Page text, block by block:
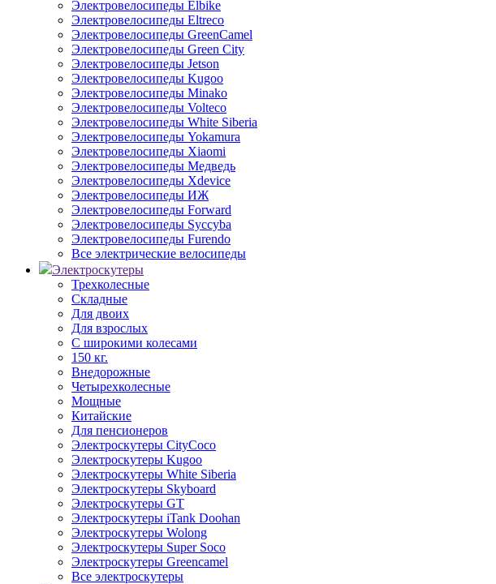
Электровелосипеды Elbike
Электровелосипеды Eltreco
Электровелосипеды GreenCamel
Электровелосипеды Green City
Электровелосипеды Jetson
Электровелосипеды Kugoo
Электровелосипеды Minako
Электровелосипеды Volteco
Электровелосипеды White Siberia
Электровелосипеды Yokamura
Электровелосипеды Xiaomi
Электровелосипеды Медведь
Электровелосипеды Xdevice
Электровелосипеды ИЖ
Электровелосипеды Forward
Электровелосипеды Syccyba
Электровелосипеды Furendo
Все электрические велосипеды
Электроскутеры
Трехколесные
Складные
Для двоих
Для взрослых
С широкими колесами
150 кг.
Внедорожные
Четырехколесные
Мощные
Китайские
Для пенсионеров
Электроскутеры CityCoco
Электроскутеры Kugoo
Электроскутеры White Siberia
Электроскутеры Skyboard
Электроскутеры GT
Электроскутеры iTank Doohan
Электроскутеры Wolong
Электроскутеры Super Soco
Электроскутеры Greencamel
Все электроскутеры